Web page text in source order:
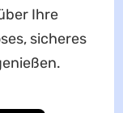
Ihre
sicheres